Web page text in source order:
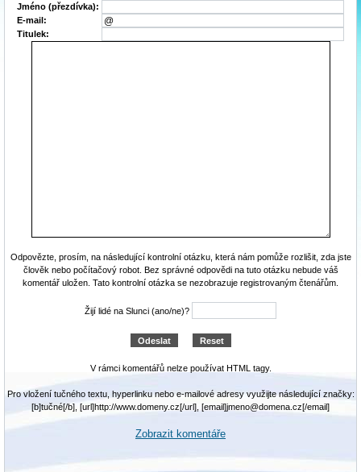
Jméno (přezdívka):
E-mail:
Titulek:
Odpovězte, prosím, na následující kontrolní otázku, která nám pomůže rozlišit, zda jste
člověk nebo počítačový robot. Bez správné odpovědi na tuto otázku nebude váš
komentář uložen. Tato kontrolní otázka se nezobrazuje registrovaným čtenářům.
Žijí lidé na Slunci (ano/ne)?
V rámci komentářů nelze používat HTML tagy.
Pro vložení tučného textu, hyperlinku nebo e-mailové adresy využijte následující značky:
[b]tučné[/b], [url]http://www.domeny.cz[/url], [email]jmeno@domena.cz[/email]
Zobrazit komentáře